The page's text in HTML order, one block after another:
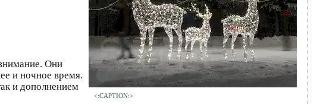
<:CAPTION:>
Они
и ночное время.
и дополнением